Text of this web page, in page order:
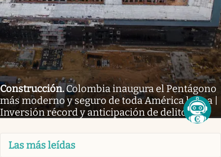
Construcción.Colombia inaugura el Pentágono
más moderno y seguro de toda América latina |
Inversión récord y anticipación de delitos
Las más leídas